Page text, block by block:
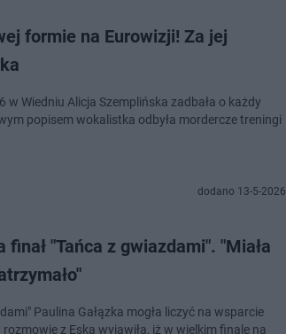
formie na Eurowizji! Za jej
Wiedniu Alicja Szemplińska zadbała o każdy
popisem wokalistka odbyła mordercze treningi
dodano 13-5-2026
"Tańca z gwiazdami". "Miała
Paulina Gałązka mogła liczyć na wsparcie
z Eską wyjawiła, iż w wielkim finale na